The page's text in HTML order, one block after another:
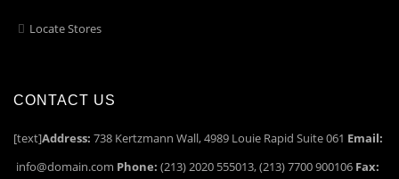
Locate Stores
CONTACT US
[text]Address: 738 Kertzmann Wall, 4989 Louie Rapid Suite 061 Email:
info@domain.com Phone: (213) 2020 555013, (213) 7700 900106 Fax: